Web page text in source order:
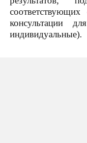
консультации
индивидуальные).